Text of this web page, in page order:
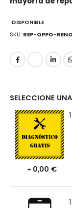
DISPONIBLE
SKU REP-OPPO-
SELECCIONE
+ 0,00 €